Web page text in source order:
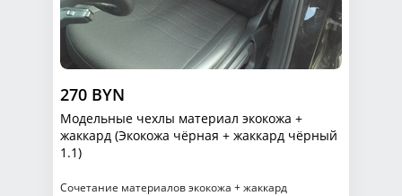
270 BYN
Модельные чехлы материал экокожа +
жаккард (Экокожа чёрная + жаккард чёрный
1.1)
Сочетание материалов экокожа + жаккард